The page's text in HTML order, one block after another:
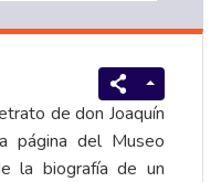
de don Joaquín
página del Museo
la biografía de un